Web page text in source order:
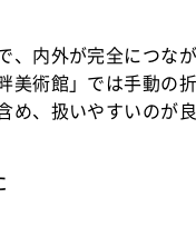
、内外が完全につな
美術館」では手動の
、扱いやすいのが良